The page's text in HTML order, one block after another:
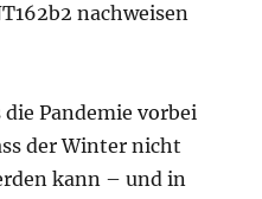
nachweisen
Pandemie vorbei
der Winter nicht
kann – und in